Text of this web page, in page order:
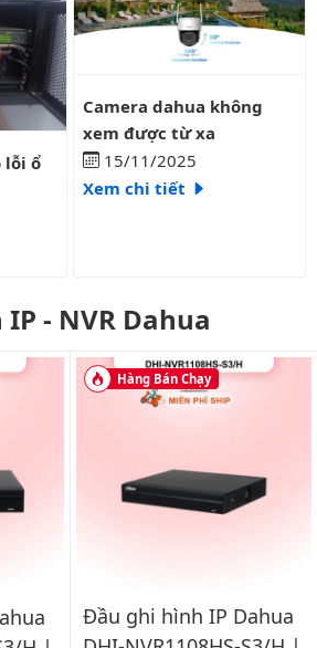
ổ cứng cách xử lý
lỗi ổ
Camera dahua không xem
Camera dahua không
xem được từ xa
15/11/2025
Xem chi tiết
- NVR Dahua
Hàng Bán Chạy
Đầu ghi hình IP Dahua